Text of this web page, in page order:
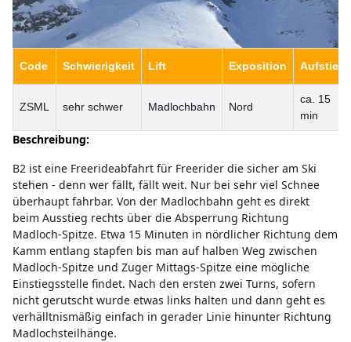
Code Schwierigkeit Lift Exposition Aufstieg
ZSML sehr schwer Madlochbahn Nord
ca. 15
min
Beschreibung:
B2 ist eine Freerideabfahrt für Freerider die sicher am Ski
stehen - denn wer fällt, fällt weit. Nur bei sehr viel Schnee
überhaupt fahrbar. Von der Madlochbahn geht es direkt
beim Ausstieg rechts über die Absperrung Richtung
Madloch-Spitze. Etwa 15 Minuten in nördlicher Richtung dem
Kamm entlang stapfen bis man auf halben Weg zwischen
Madloch-Spitze und Zuger Mittags-Spitze eine mögliche
Einstiegsstelle findet. Nach den ersten zwei Turns, sofern
nicht gerutscht wurde etwas links halten und dann geht es
verhälltnismäßig einfach in gerader Linie hinunter Richtung
Madlochsteilhänge.